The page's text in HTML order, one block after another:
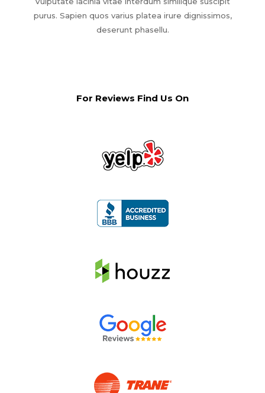
purus. Sapien quos varius platea irure dignissimos,
deserunt phasellu.
For Reviews Find Us On